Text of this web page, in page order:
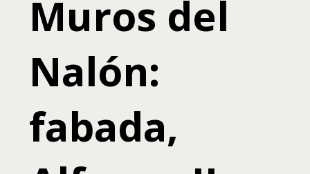
Muros del
Nalón:
fabada,